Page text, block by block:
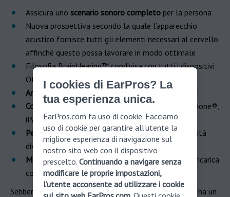
Assicura uno scenario sonoro completo per la persona
Nuova prospettiva secondo la quale l’apparecchio
acustico fornisce tutti gli elementi necessari al cervello
affinché questo possa lavorare in modo ottimale
Filosofia BrainHearing™ condivisa con tutti i dispositivi
Oticon
Amplificazione dei suoni
perfettamente bilanciata
Connettività: supporta lo streaming diretto da iPhone®,
iPad®, iPod touch® e dispositivi Android™
Personalizzazione dei colori(disponibile in 8 tonalità
diverse)
Modello ricaricabile: la batteria agli ioni al litio si ricarica
completamente in sole 3 ore.
Sebbene Oticon More sia tra i dispositivi più innovativi, ha un
I cookies di EarPros? La
tua esperienza unica.
EarPros.com fa uso di cookie. Facciamo
uso di cookie per garantire all’utente la
migliore esperienza di navigazione sul
nostro sito web con il dispositivo
prescelto. Continuando a navigare senza
modificare le proprie impostazioni,
l’utente acconsente ad utilizzare i cookie